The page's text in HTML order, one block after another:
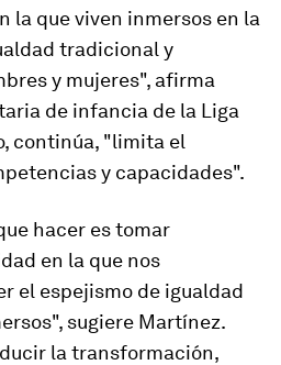
la que viven inmersos en la
tradicional y
y mujeres", afirma
de infancia de la Liga
continúa, "limita el
y capacidades".
hacer es tomar
en la que nos
el espejismo de igualdad
sugiere Martínez.
la transformación,